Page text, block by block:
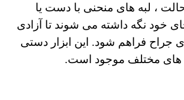
، لبه های منحنی با دست یا
خود نگه داشته می شوند تا آزادی
جراح فراهم شود. این ابزار دستی
مختلف موجود است.